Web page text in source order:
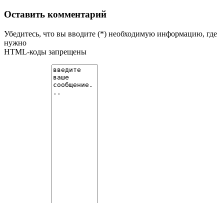
Оставить комментарий
Убедитесь, что вы вводите (*) необходимую информацию, где
нужно
HTML-коды запрещены